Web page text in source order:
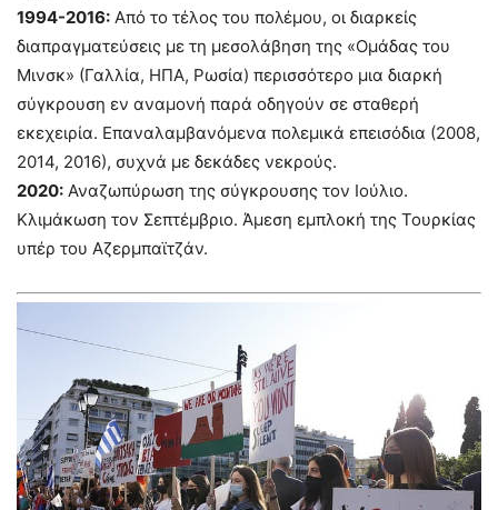
1994-2016: Από το τέλος του πολέμου, οι διαρκείς
διαπραγματεύσεις με τη μεσολάβηση της «Ομάδας του
Μινσκ» (Γαλλία, ΗΠΑ, Ρωσία) περισσότερο μια διαρκή
σύγκρουση εν αναμονή παρά οδηγούν σε σταθερή
εκεχειρία. Επαναλαμβανόμενα πολεμικά επεισόδια (2008,
2014, 2016), συχνά με δεκάδες νεκρούς.
2020: Αναζωπύρωση της σύγκρουσης τον Ιούλιο.
Κλιμάκωση τον Σεπτέμβριο. Άμεση εμπλοκή της Τουρκίας
υπέρ του Αζερμπαϊτζάν.